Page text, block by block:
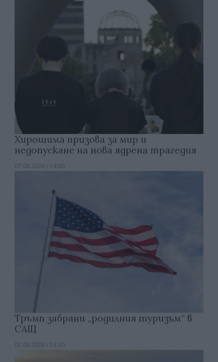
Хирошима призова за мир и
недопускане на нова ядрена трагедия
07.08.2026 / 14:00
Тръмп забрани „родилния туризъм“ в
САЩ
07.08.2026 / 13:30